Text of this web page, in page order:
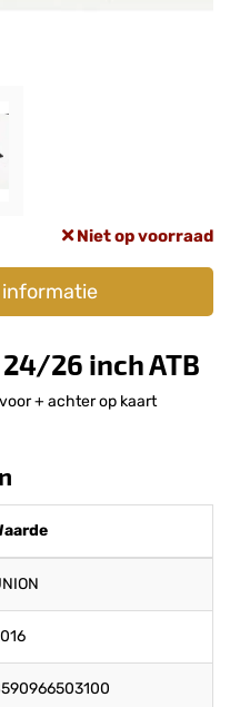
Niet op voorraad
26 inch ATB
+ achter op kaart